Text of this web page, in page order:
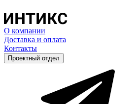
О компании
Доставка и оплата
Контакты
Проектный отдел